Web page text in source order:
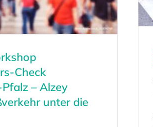
Check
– Alzey
unter die